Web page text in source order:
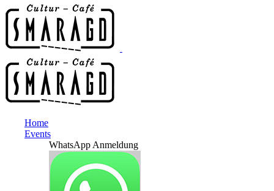
Home
Events
WhatsApp Anmeldung